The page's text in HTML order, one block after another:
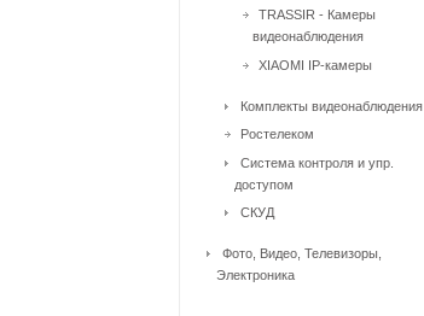
TRASSIR - Камеры
видеонаблюдения
XIAOMI IP-камеры
Комплекты видеонаблюдения
Ростелеком
Система контроля и упр.
доступом
СКУД
Фото, Видео, Телевизоры,
Электроника